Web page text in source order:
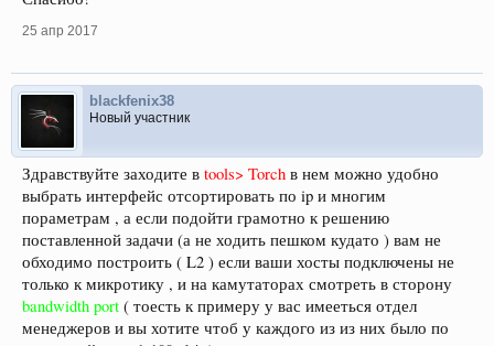
25 апр 2017
blackfenix38
Новый участник
Здравствуйте заходите в tools> Torch в нем можно удобно
выбрать интерфейс отсортировать по ip и многим
пораметрам , а если подойти грамотно к решению
поставленной задачи (а не ходить пешком кудато ) вам не
обходимо построить ( L2 ) если ваши хосты подключены не
только к микротику , и на камутаторах смотреть в сторону
bandwidth port ( тоесть к примеру у вас имееться отдел
менеджеров и вы хотите чтоб у каждого из из них было по